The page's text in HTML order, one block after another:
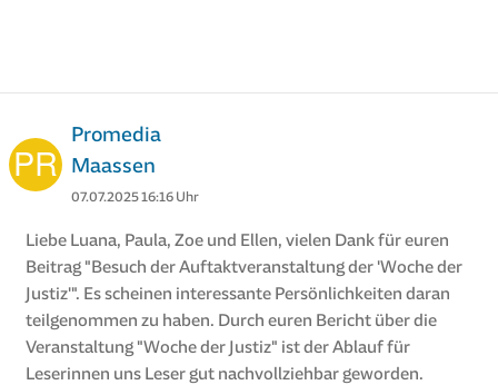
Promedia
Maassen
07.07.2025 16:16 Uhr
Liebe Luana, Paula, Zoe und Ellen, vielen Dank für euren
Beitrag "Besuch der Auftaktveranstaltung der 'Woche der
Justiz'". Es scheinen interessante Persönlichkeiten daran
teilgenommen zu haben. Durch euren Bericht über die
Veranstaltung "Woche der Justiz" ist der Ablauf für
Leserinnen uns Leser gut nachvollziehbar geworden.